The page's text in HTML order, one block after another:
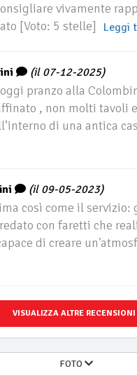
vivamente
[Voto: 5 stelle]
Leggi
(il 07-12-2025)
pranzo alla
, non molti tavoli
di una antica
(il 09-05-2023)
così come il
con faretti che
di creare
VISUALIZZA ALTRE RECENSIONI
FOTO